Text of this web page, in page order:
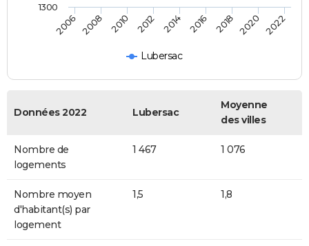
Lubersac
2006 2008 2010 2012 2014 2016 2018 2020 2022
1300
Données 2022 Lubersac
Moyenne
des villes
Nombre de
logements
1 467 1 076
Nombre moyen
d'habitant(s) par
logement
1,5 1,8